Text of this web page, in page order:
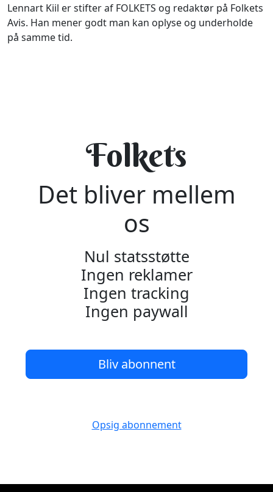
Lennart Kiil er stifter af FOLKETS og redaktør på Folkets
Avis. Han mener godt man kan oplyse og underholde
på samme tid.
Folkets
Det bliver mellem
os
Nul statsstøtte
Ingen reklamer
Ingen tracking
Ingen paywall
Bliv abonnent
Opsig abonnement